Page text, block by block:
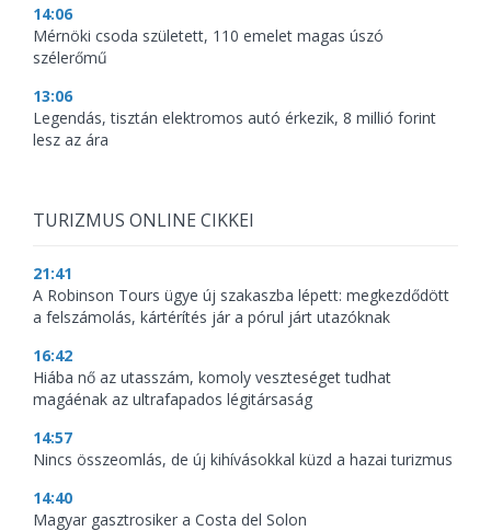
14:06
Mérnöki csoda született, 110 emelet magas úszó
szélerőmű
13:06
Legendás, tisztán elektromos autó érkezik, 8 millió forint
lesz az ára
TURIZMUS ONLINE CIKKEI
21:41
A Robinson Tours ügye új szakaszba lépett: megkezdődött
a felszámolás, kártérítés jár a pórul járt utazóknak
16:42
Hiába nő az utasszám, komoly veszteséget tudhat
magáénak az ultrafapados légitársaság
14:57
Nincs összeomlás, de új kihívásokkal küzd a hazai turizmus
14:40
Magyar gasztrosiker a Costa del Solon